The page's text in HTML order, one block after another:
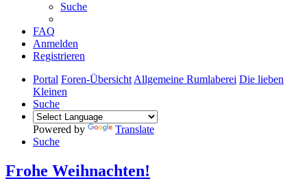
Suche
FAQ
Anmelden
Registrieren
Portal Foren-Übersicht Allgemeine Rumlaberei Die lieben
Kleinen
Suche
Powered by
Translate
Suche
Frohe Weihnachten!